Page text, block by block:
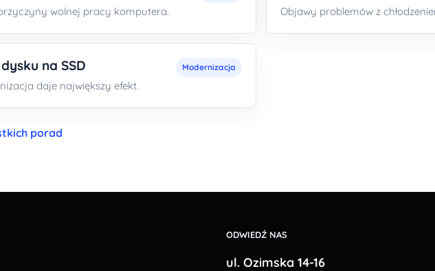
wolnej pracy komputera. Objawy problemów z
na SSD
daje największy efekt.
Modernizacja
porad
ODWIEDŹ NAS
ul. Ozimska 14-16